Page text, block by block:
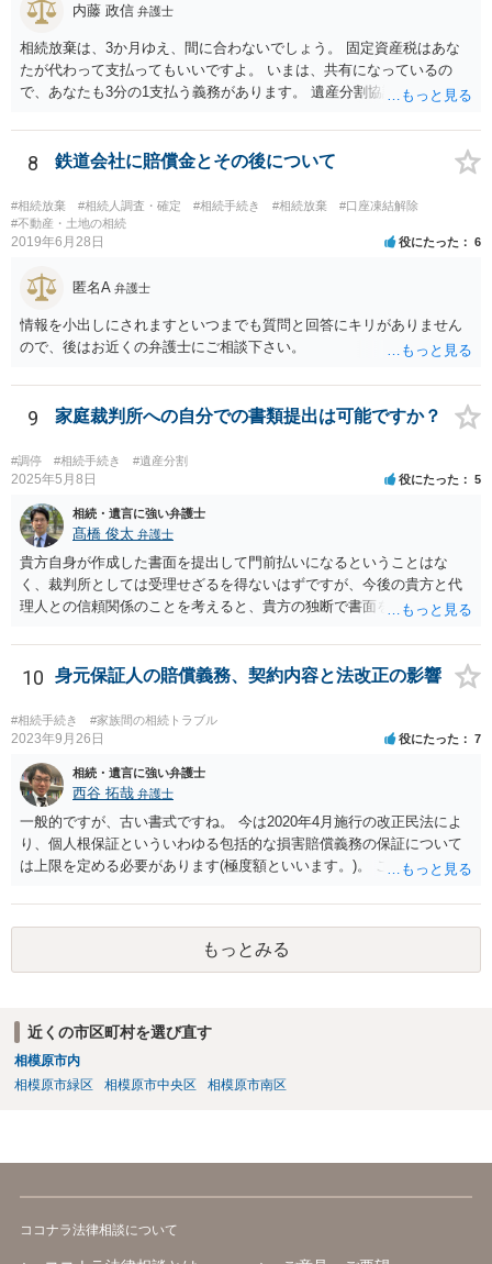
内藤 政信 弁護士
相続放棄は、3か月ゆえ、間に合わないでしょう。 固定資産税はあな
たが代わって支払ってもいいですよ。 いまは、共有になっているの
で、あなたも3分の1支払う義務があります。 遺産分割協議をして、不
払い義務があります。
8 鉄道会社に賠償金とその後について
#相続放棄 #相続人調査・確定 #相続手続き #相続放棄
#口座凍結解除
#不動産・土地の相続
2019年6月28日 役にたった 6
匿名A 弁護士
情報を小出しにされますといつまでも質問と回答にキリがありません
ので、後はお近くの弁護士にご相談下さい。
9 家庭裁判所への自分での書類提出は可能ですか？
#調停 #相続手続き #遺産分割
2025年5月8日 役にたった 5
相続・遺言に強い弁護士
髙橋 俊太 弁護士
貴方自身が作成した書面を提出して門前払いになるということはな
く、裁判所としては受理せざるを得ないはずですが、今後の貴方と代
理人との信頼関係のことを考えると、貴方の独断で書面を提出したり
士が主張書面の提出を渋っているようですが、弁護士として提出の実
益がないと考えている可能性もあると思いますので、そのあたりも含
めて、弁護士見解を確認等するためによく打ち合わせた方がよいと思
います。単に面倒臭いということで書面提出をしないということであ
れば、当該弁護士との委任関係を修了した上で、貴方のほうで書面提
出することを検討なさった方がよいでしょう。
10 身元保証人の賠償義務、契約内容と法改正の影響
#相続手続き #家族間の相続トラブル
2023年9月26日 役にたった 7
相続・遺言に強い弁護士
西谷 拓哉 弁護士
一般的ですが、古い書式ですね。 今は2020年4月施行の改正民法によ
り、個人根保証といういわゆる包括的な損害賠償義務の保証について
は上限を定める必要があります(極度額といいます。)。 この書式にサ
り、会社側は請求できない可能性が高そうです。
もっとみる
近くの市区町村を選び直す
相模原市内
相模原市緑区
相模原市中央区 相模原市南区
ココナラ法律相談について